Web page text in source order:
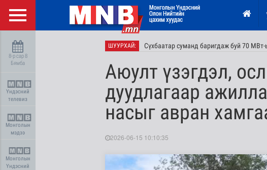
8-р сар 8
Бямба
Үндэсний
телевиз
Монголын
мэдээ
Монголын
Үндэсний
ШУУРХАЙ: Сүхбаатар суманд баригдаж буй 70
Аюулт үзэгдэл,
дуудлагаар
насыг авран
2026-06-15 10:10:35